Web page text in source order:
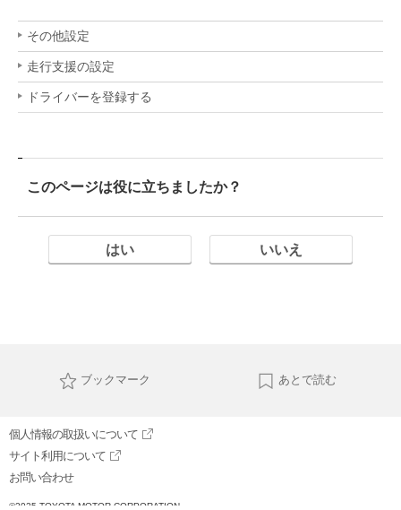
その他設定
走行支援の設定
ドライバーを登録する
このページは役に立ちましたか？
はい いいえ
ブックマーク あとで読む
個人情報の取扱いについて
サイト利用について
お問い合わせ
©2025 TOYOTA MOTOR CORPORATION